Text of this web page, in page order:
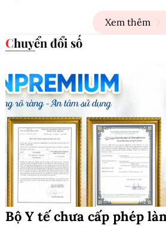
Xem thêm
Chuyển đổi số
Bộ Y tế chưa cấp phép